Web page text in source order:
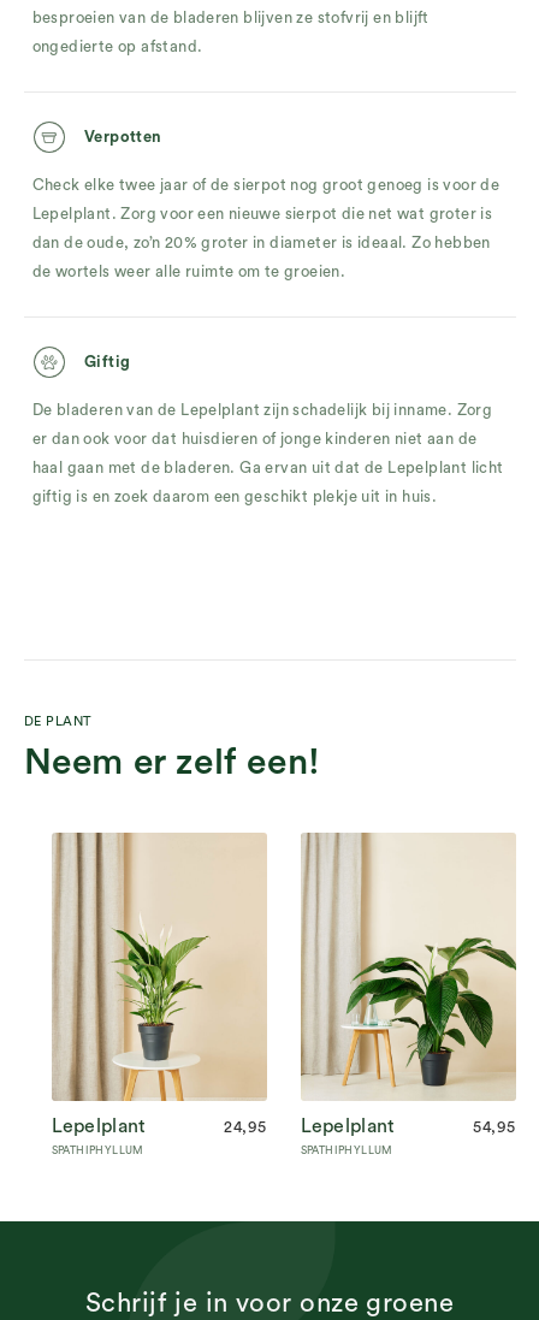
besproeien van de bladeren blijven ze stofvrij en blijft
ongedierte op afstand.
Verpotten
Check elke twee jaar of de sierpot nog groot genoeg is voor de
Lepelplant. Zorg voor een nieuwe sierpot die net wat groter is
dan de oude, zo’n 20% groter in diameter is ideaal. Zo hebben
de wortels weer alle ruimte om te groeien.
Giftig
De bladeren van de Lepelplant zijn schadelijk bij inname. Zorg
er dan ook voor dat huisdieren of jonge kinderen niet aan de
haal gaan met de bladeren. Ga ervan uit dat de Lepelplant licht
giftig is en zoek daarom een geschikt plekje uit in huis.
DE PLANT
Neem er zelf een!
Lepelplant
SPATHIPHYLLUM
24,95 Lepelplant
SPATHIPHYLLUM
54,95
Schrijf je in voor onze groene